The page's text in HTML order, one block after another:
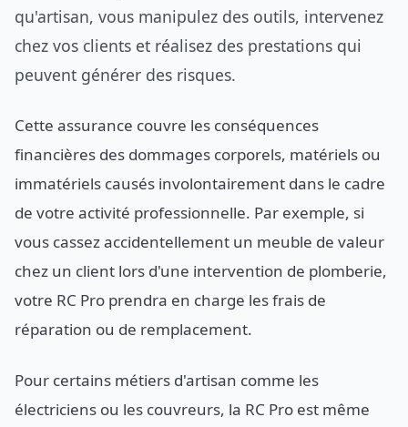
qu'artisan, vous manipulez des outils, intervenez
chez vos clients et réalisez des prestations qui
peuvent générer des risques.
Cette assurance couvre les conséquences
financières des dommages corporels, matériels ou
immatériels causés involontairement dans le cadre
de votre activité professionnelle. Par exemple, si
vous cassez accidentellement un meuble de valeur
chez un client lors d'une intervention de plomberie,
votre RC Pro prendra en charge les frais de
réparation ou de remplacement.
Pour certains métiers d'artisan comme les
électriciens ou les couvreurs, la RC Pro est même